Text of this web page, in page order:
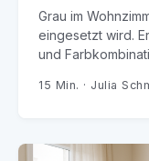
Grau im
eingesetzt wird.
und
15 Min. · Julia